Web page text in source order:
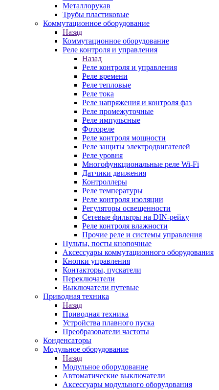
Металлорукав
Трубы пластиковые
Коммутационное оборудование
Назад
Коммутационное оборудование
Реле контроля и управления
Назад
Реле контроля и управления
Реле времени
Реле тепловые
Реле тока
Реле напряжения и контроля фаз
Реле промежуточные
Реле импульсные
Фотореле
Реле контроля мощности
Реле защиты электродвигателей
Реле уровня
Многофункциональные реле Wi-Fi
Датчики движения
Контроллеры
Реле температуры
Реле контроля изоляции
Регуляторы освещенности
Сетевые фильтры на DIN-рейку
Реле контроля влажности
Прочие реле и системы управления
Пульты, посты кнопочные
Аксессуары коммутационного оборудования
Кнопки управления
Контакторы, пускатели
Переключатели
Выключатели путевые
Приводная техника
Назад
Приводная техника
Устройства плавного пуска
Преобразователи частоты
Конденсаторы
Модульное оборудование
Назад
Модульное оборудование
Автоматические выключатели
Аксессуары модульного оборудования